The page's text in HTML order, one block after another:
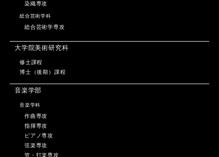
染織専攻
総合芸術学科
総合芸術学専攻
大学院美術研究科
修士課程
博士（後期）課程
音楽学部
音楽学科
作曲専攻
指揮専攻
ピアノ専攻
弦楽専攻
管・打楽専攻